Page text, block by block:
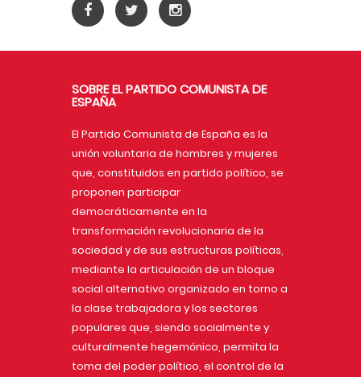
SOBRE EL PARTIDO COMUNISTA DE
ESPAÑA
El Partido Comunista de España es la
unión voluntaria de hombres y mujeres
que, constituidos en partido político, se
proponen participar
democráticamente en la
transformación revolucionaria de la
sociedad y de sus estructuras políticas,
mediante la articulación de un bloque
social alternativo organizado en torno a
la clase trabajadora y los sectores
populares que, siendo socialmente y
culturalmente hegemónico, permita la
toma del poder político, el control de la